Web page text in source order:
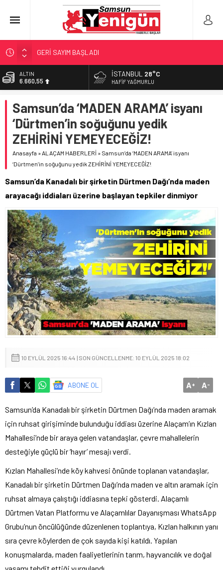
GERİ SAYIM BAŞLADI
SAMSUNSPOR’DA HEDEF 5’İNCİLİK!
‘BAFRA’YA YATIRIM YAPIN!’
YÖNETİCİ SEÇERKEN YAPILAN EN BÜYÜK HATALAR
ALTIN
6.660,55
13.779,39
DOLAR
47,7111
55,1881
İSTANBUL 28°C
HAFIF YAĞMURLU
Samsun’da ‘MADEN ARAMA’ isyanı
‘Dürtmen’in soğuğunu yedik
ZEHİRİNİ YEMEYECEĞİZ!
Anasayfa »ALAÇAM HABERLERİ » Samsun’da ‘MADEN ARAMA’ isyanı
‘Dürtmen’in soğuğunu yedik ZEHİRİNİ YEMEYECEĞİZ!
Samsun’da Kanadalı bir şirketin Dürtmen Dağı’nda maden
arayacağı iddiaları üzerine başlayan tepkiler dinmiyor
10 EYLÜL 2025 16:44 | SON GÜNCELLENME: 10 EYLÜL 2025 18:02
ABONE OL A+ A-
Samsun’da Kanadalı bir şirketin Dürtmen Dağı’nda maden aramak
için ruhsat girişiminde bulunduğu iddiası üzerine Alaçam’ın Kızlan
Mahallesi’nde bir araya gelen vatandaşlar, çevre mahallelerin
desteğiyle güçlü bir ‘hayır’ mesajı verdi.
Kızlan Mahallesi’nde köy kahvesi önünde toplanan vatandaşlar,
Kanadalı bir şirketin Dürtmen Dağı’nda maden ve altın aramak için
ruhsat almaya çalıştığı iddiasına tepki gösterdi. Alaçamlı
Dürtmen Vatan Platformu ve Alaçamlılar Dayanışması WhatsApp
Grubu’nun öncülüğünde düzenlenen toplantıya, Kızlan halkının yanı
sıra çevre köylerden de çok sayıda kişi katıldı. Yapılan
konuşmalarda, maden faaliyetlerinin tarım, hayvancılık ve doğal